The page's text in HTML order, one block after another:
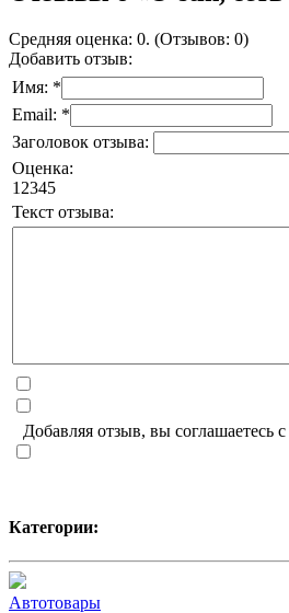
Средняя оценка: 0. (Отзывов: 0)
Добавить отзыв:
Имя: *
Email: *
Заголовок отзыва:
Оценка:
1 2345
Текст отзыва:
Добавляя отзыв, вы соглашаетесь с
Категории:
Автотовары